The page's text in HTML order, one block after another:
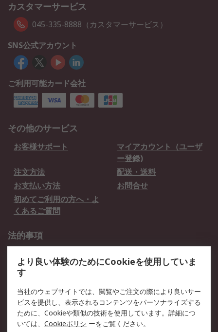
カスタマーサービス
045-335-8888（カスタマーサービス）
SNS公式アカウント
ご利用可能カード会社
その他のサービス
お客様サポート
マイアカウント（ユーザ
ー登録)
注文方法
配送・送料
お支払い方法
お問合せ
初めてご利用の方へ・よ
くあるご質問
法的事項
クッキーポリシー
RSについて
会社概要
採用情報
プレスリリース＆お知ら
コーポレートサイト
より良い体験のためにCookieを使用していま
す
当社のウェブサイトでは、閲覧やご注文の際により良いサー
ビスを提供し、表示されるコンテンツをパーソナライズする
ために、Cookieや類似の技術を使用しています。詳細につ
いては、 Cookieポリシ ーをご覧ください。